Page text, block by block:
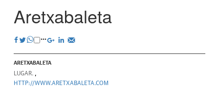
Aretxabaleta
ARETXABALETA
LUGAR. ,
HTTP://WWW.ARETXABALETA.COM